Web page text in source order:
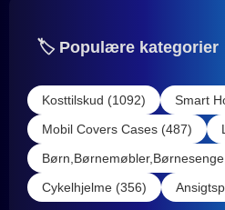
🏷️ Populære kategorier
Kosttilskud (1092)
Smart
Mobil Covers Cases (487)
Cykelhjelme (356)